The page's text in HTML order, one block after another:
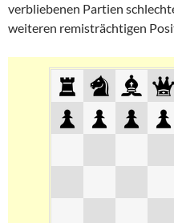
verbliebenen Partien
weiteren remisträchtigen